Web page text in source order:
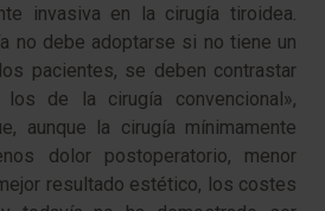
invasiva en la cirugía tiroidea.
no debe adoptarse si no tiene un
pacientes, se deben contrastar
de la cirugía convencional»,
aunque la cirugía mínimamente
dolor postoperatorio, menor
resultado estético, los costes